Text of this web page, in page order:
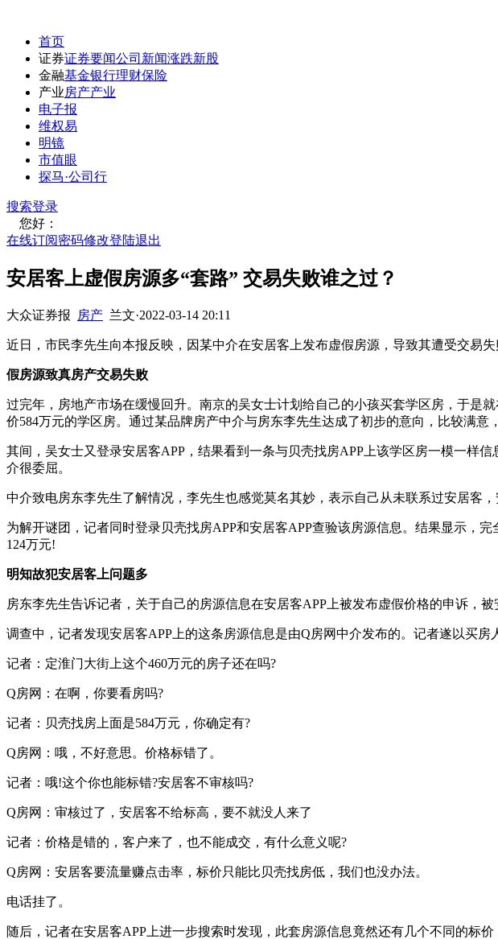
首页
证券证券要闻公司新闻涨跌新股
金融基金银行理财保险
产业房产产业
电子报
维权易
明镜
市值眼
探马·公司行
搜索登录
您好：
在线订阅密码修改登陆退出
安居客上虚假房源多“套路” 交易失败谁之过？
大众证券报 房产 兰文·2022-03-14 20:11
近日，市民李先生向本报反映，因某中介在安居客上发布虚假房源，导致其遭受交易
假房源致真房产交易失败
过完年，房地产市场在缓慢回升。南京的吴女士计划给自己的小孩买套学区房，于是
价584万元的学区房。通过某品牌房产中介与房东李先生达成了初步的意向，比较满意
其间，吴女士又登录安居客APP，结果看到一条与贝壳找房APP上该学区房一模一样
介很委屈。
中介致电房东李先生了解情况，李先生也感觉莫名其妙，表示自己从未联系过安居客
为解开谜团，记者同时登录贝壳找房APP和安居客APP查验该房源信息。结果显示，
124万元!
明知故犯安居客上问题多
房东李先生告诉记者，关于自己的房源信息在安居客APP上被发布虚假价格的申诉，
调查中，记者发现安居客APP上的这条房源信息是由Q房网中介发布的。记者遂以买房
记者：定淮门大街上这个460万元的房子还在吗?
Q房网：在啊，你要看房吗?
记者：贝壳找房上面是584万元，你确定有?
Q房网：哦，不好意思。价格标错了。
记者：哦!这个你也能标错?安居客不审核吗?
Q房网：审核过了，安居客不给标高，要不就没人来了
记者：价格是错的，客户来了，也不能成交，有什么意义呢?
Q房网：安居客要流量赚点击率，标价只能比贝壳找房低，我们也没办法。
电话挂了。
随后，记者在安居客APP上进一步搜索时发现，此套房源信息竟然还有几个不同的标